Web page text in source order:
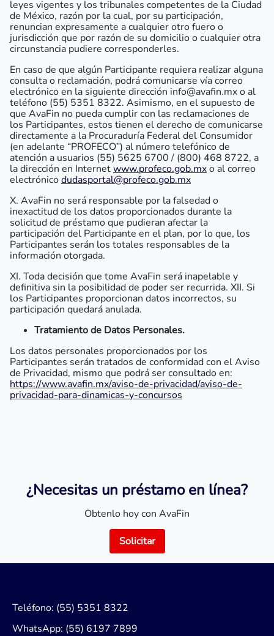
leyes vigentes y los tribunales competentes de la Ciudad
de México, razón por la cual, por su participación,
renuncian expresamente a cualquier otro fuero o
jurisdicción que por razón de su domicilio o cualquier otra
circunstancia pudiere corresponderles.
En caso de que algún Participante requiera realizar alguna
consulta o reclamación, podrá comunicarse vía correo
electrónico en la siguiente dirección info@avafin.mx o al
teléfono (55) 5351 8322. Asimismo, en el supuesto de
que AvaFin no pueda cumplir con las reclamaciones de
los Participantes, estos tienen el derecho de comunicarse
directamente a la Procuraduría Federal del Consumidor
(en adelante “PROFECO”) al número telefónico de
atención a usuarios (55) 5625 6700 / (800) 468 8722, a
la dirección en Internetwww.profeco.gob.mxo al correo
electrónicodudasportal@profeco.gob.mx
X. AvaFin no será responsable por la falsedad o
inexactitud de los datos proporcionados durante la
solicitud de préstamo que pudieran afectar la
participación del Participante en el plan, por lo que, los
Participantes serán los totales responsables de la
información otorgada.
XI. Toda decisión que tome AvaFin será inapelable y
definitiva sin la posibilidad de poder ser recurrida. XII. Si
los Participantes proporcionan datos incorrectos, su
participación quedará anulada.
Tratamiento de Datos Personales.
Los datos personales proporcionados por los
Participantes serán tratados de conformidad con el Aviso
de Privacidad, mismo que podrá ser consultado en:
https://www.avafin.mx/aviso-de-privacidad/aviso-de-
privacidad-para-dinamicas-y-concursos
¿Necesitas un préstamo en línea?
Obtenlo hoy con AvaFin
Solicitar
Teléfono: (55) 5351 8322
WhatsApp: (55) 6197 7899